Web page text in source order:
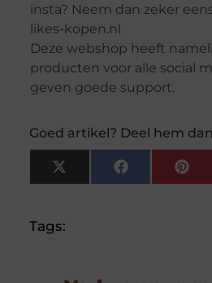
insta? Neem dan zeker
likes-kopen.nl
Deze webshop heeft
producten voor alle social
geven goede support.
Goed artikel? Deel hem
X
(Twitter)
Facebook
Tags: